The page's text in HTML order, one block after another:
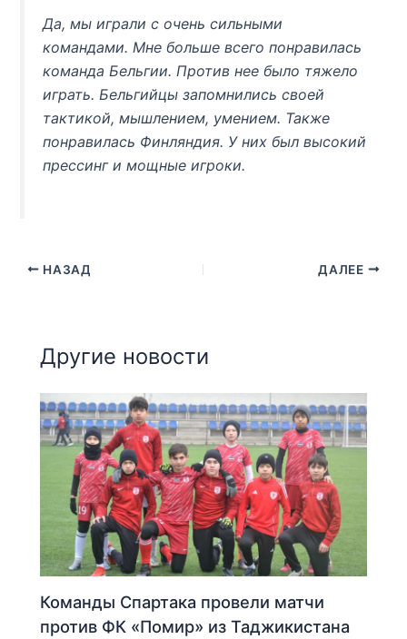
Да, мы играли с очень сильными
командами. Мне больше всего понравилась
команда Бельгии. Против нее было тяжело
играть. Бельгийцы запомнились своей
тактикой, мышлением, умением. Также
понравилась Финляндия. У них был высокий
прессинг и мощные игроки.
НАЗАД ДАЛЕЕ
Другие новости
Команды Спартака провели матчи
против ФК «Помир» из Таджикистана